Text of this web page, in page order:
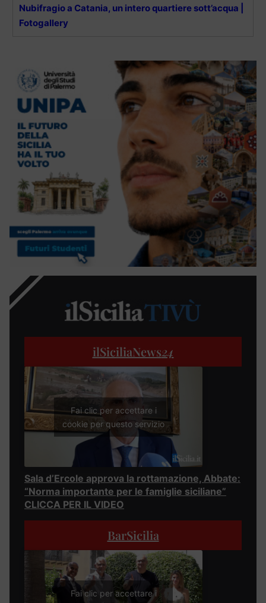
Nubifragio a Catania, un intero quartiere sott’acqua |
Fotogallery
ilSiciliaNews24
Fai clic per accettare i
cookie per questo servizio
Sala d’Ercole approva la rottamazione, Abbate:
“Norma importante per le famiglie siciliane”
CLICCA PER IL VIDEO
BarSicilia
Fai clic per accettare i